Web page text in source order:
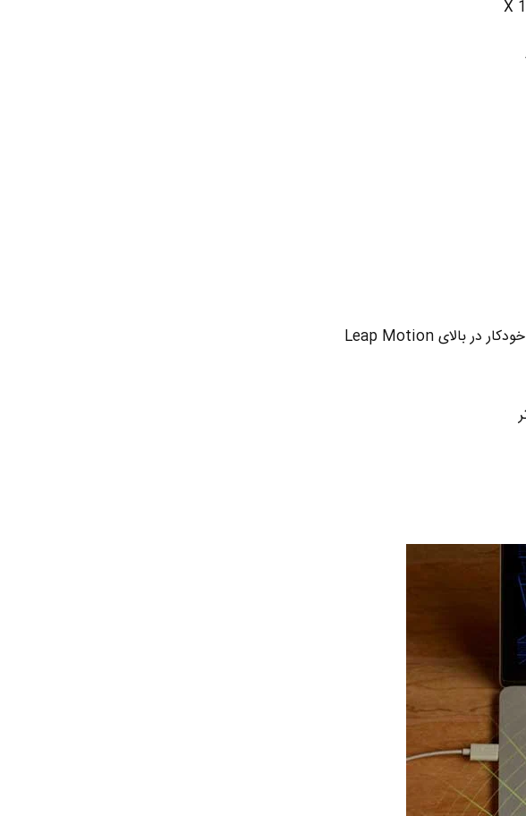
■ طراحی و نقاشی با نوک انگشتان ، حتی با مداد و خودکار ( منظور حرکت مداد و خودکار در بالای Leap Motion